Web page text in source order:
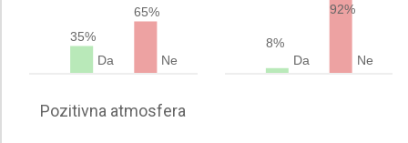
35%
Da
65%
Ne
8%
Da
92%
Ne
Pozitivna atmosfera